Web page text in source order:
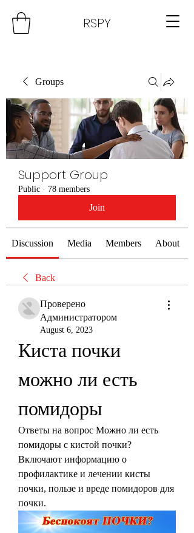
RSPY
Groups
Support Group
Public · 78 members
Join
Discussion Media Members About
Back
Проверено
Администратором
August 6, 2023
Киста почки
можно ли есть
помидоры
Ответы на вопрос Можно ли есть
помидоры с кистой почки?
Включают информацию о
профилактике и лечении кисты
почки, пользе и вреде помидоров для
почки.